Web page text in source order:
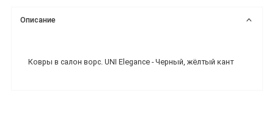
Описание
Ковры в салон ворс. UNI Elegance - Черный, жёлтый кант